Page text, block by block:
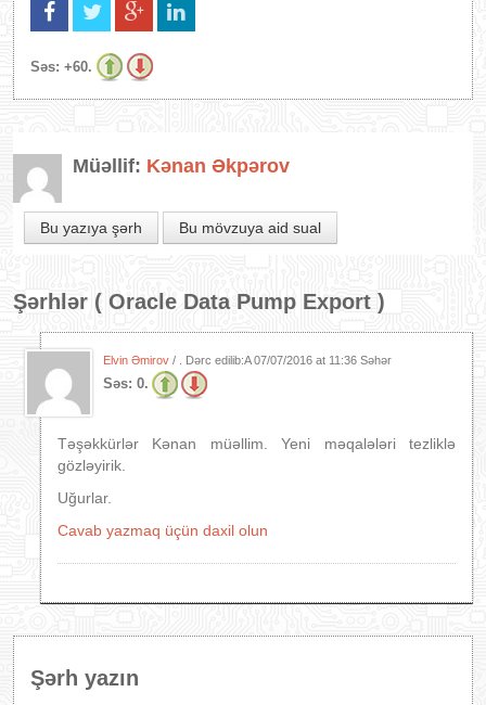
Səs: +60.
Müəllif: Kənan Əkpərov
Bu yazıya şərh Bu mövzuya aid sual
Şərhlər ( Oracle Data Pump Export )
Elvin Əmirov / . Dərc edilib:A07/07/2016 at 11:36 Səhər
Səs: 0.
Təşəkkürlər Kənan müəllim. Yeni məqalələri tezliklə
gözləyirik.
Uğurlar.
Cavab yazmaq üçün daxil olun
Şərh yazın